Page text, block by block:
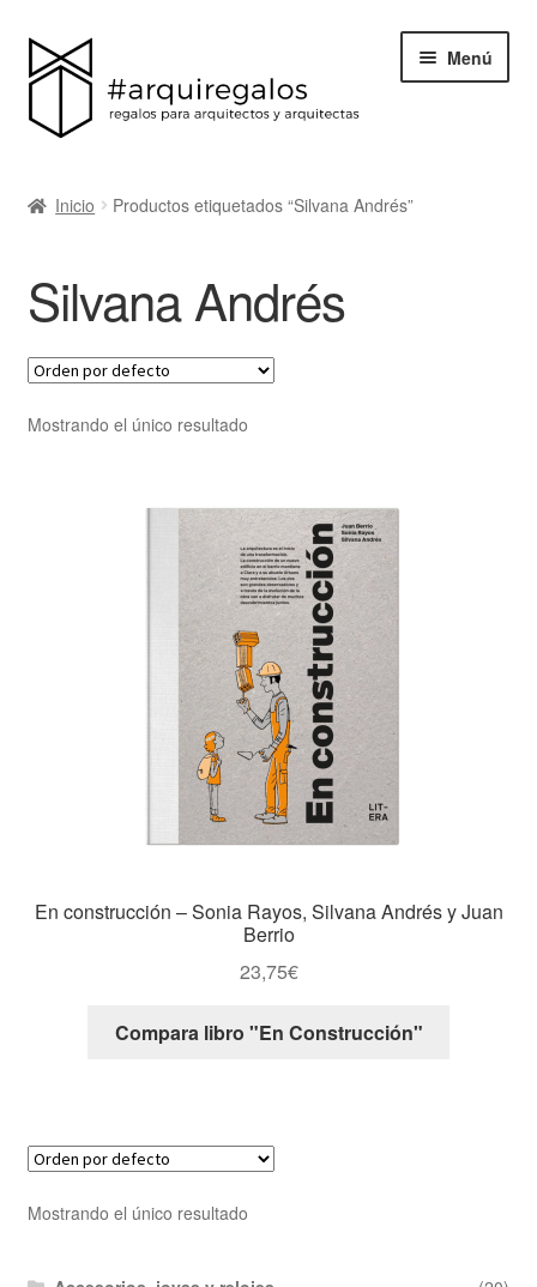
Menú
BLACK FRIDAY
Blog
Acerca de ArquiRegalos
Inicio Productos etiquetados “Silvana Andrés”
Silvana Andrés
Mostrando el único resultado
En construcción – Sonia Rayos, Silvana Andrés y Juan
Berrio
23,75€
Compara libro "En Construcción"
Mostrando el único resultado